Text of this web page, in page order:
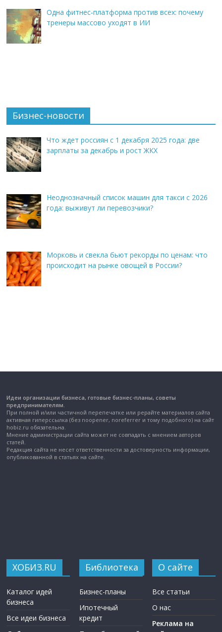
Одна фитнес-платформа против всех: почему
тренеры массово уходят в ИИ
Бизнес-новости
Что ждет россиян с 1 декабря 2025 года: две
зарплаты за декабрь и рост ЖКХ
Неоднозначный список машин для такси с 2026
года: выживут ли перевозчики?
Морковь и свекла бьют рекорды по ценам: что
происходит на рынке овощей в России?
Идеи организации бизнеса, готовые бизнес-планы, советы
предпринимателям.
При полной и/или частичной перепечатке или рерайте материалов сайта
активная гиперссылка (без noopener, noreferrer и тому подобного) на сайт
hobiz.ru обязательна.
Мнение администрации сайта может не совпадать с мнением авторов
статей.
Редакция сайта не несет ответственности за достоверность информации,
опубликованной в статьях на сайте.
ХОБИЗ.RU
Каталог идей
бизнеса
Все идеи бизнеса
Библиотека
Бизнес-планы
Ипотечный
кредит
О сайте
Все статьи
О нас
Реклама на